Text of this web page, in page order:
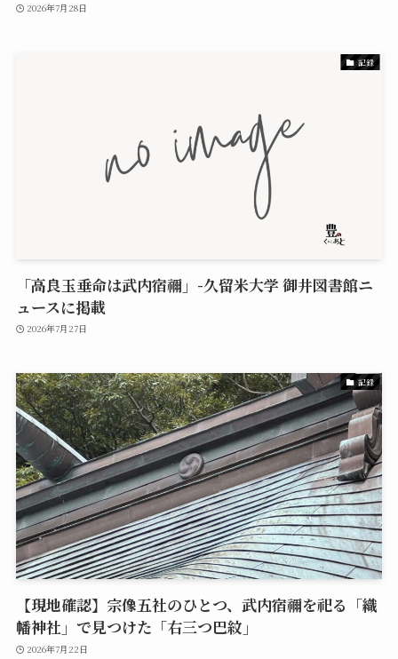
2026年7月28日
記録
「高良玉垂命は武内宿禰」-久留米大学 御井図書館ニ
ュースに掲載
2026年7月27日
記録
【現地確認】宗像五社のひとつ、武内宿禰を祀る「織
幡神社」で見つけた「右三つ巴紋」
2026年7月22日